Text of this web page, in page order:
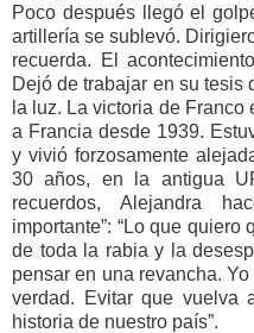
Poco después llegó el
artillería se sublevó.
recuerda. El
Dejó de trabajar en su tesis
la luz. La victoria de
a Francia desde 1939.
y vivió forzosamente
30 años, en la antigua
recuerdos, Alejandra
importante”: “Lo que
de toda la rabia y la
pensar en una revancha.
verdad. Evitar que vuelva
historia de nuestro país”.